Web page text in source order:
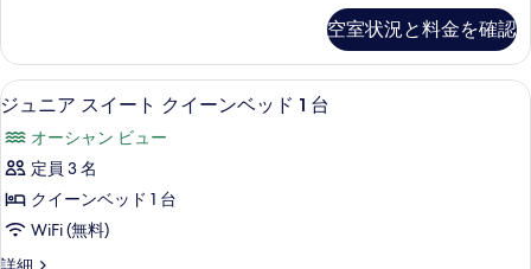
表
示
す
る
る
写
真
を
表
示
す
る
View
の
詳
空室状況と料金を確認
ジ
ュ
ニ
ア
ス
イ
5
ジュニア スイート クイーンベッド 1 台
オーシャン ビュー
定員 3 名
クイーンベッド 1 台
WiFi (無料)
ジ